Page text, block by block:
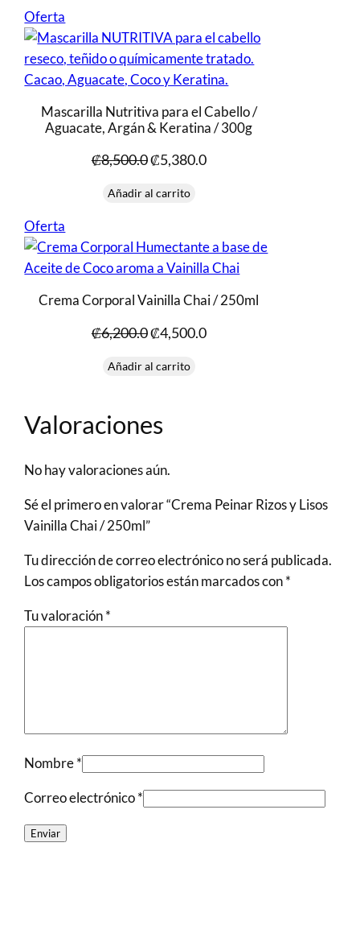
Oferta
en
oferta
Mascarilla Nutritiva para el Cabello /
Aguacate, Argán & Keratina / 300g
₡8,500.0El
original
₡5,380.0El
Añadir al carrito
Oferta
en
oferta
Crema Corporal Vainilla Chai / 250ml
₡6,200.0El
original
₡4,500.0El
Añadir al carrito
Valoraciones
No hay valoraciones aún.
Sé el primero en valorar “Crema Peinar Rizos y Lisos
Vainilla Chai / 250ml”
Tu dirección de correo electrónico no será publicada.
Los campos obligatorios están marcados con*
Tu valoración*
Nombre*
Correo electrónico*